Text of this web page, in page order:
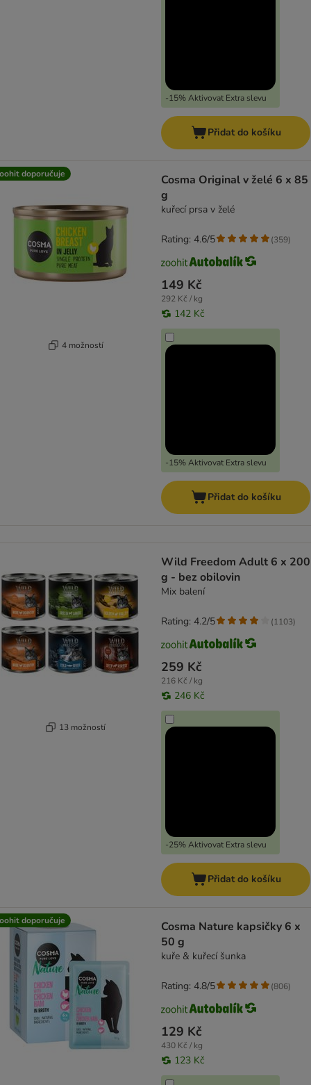
-15% Aktivovat Extra slevu
Přidat do košíku
doporučuje
4 možností
Cosma Original v želé 6 x 85
g
kuřecí prsa v želé
149 Kč
292 Kč / kg
142 Kč
-15% Aktivovat Extra slevu
Rating: 4.6/5 (359)
Přidat do košíku
13 možností
Wild Freedom Adult 6 x 200
g - bez obilovin
Mix balení
259 Kč
216 Kč / kg
246 Kč
-25% Aktivovat Extra slevu
Rating: 4.2/5 (1103)
Přidat do košíku
doporučuje
Cosma Nature kapsičky 6 x
50 g
kuře & kuřecí šunka
129 Kč
430 Kč / kg
123 Kč
Rating: 4.8/5 (806)